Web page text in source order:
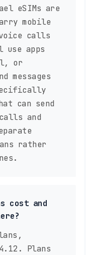
eSIMs are
mobile
calls
use apps
or
messages
can send
and
rather
cost and
Plans